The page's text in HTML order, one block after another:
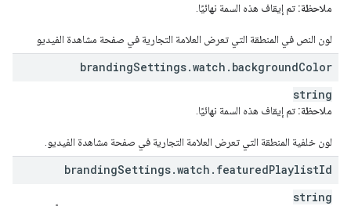
ملاحظة: تم إيقاف هذه السمة نهائيًا.
لون النص في المنطقة التي تعرض العلامة التجارية في صفحة مشاهدة الفيديو
brandingSettings.watch . backgroundColor
string
ملاحظة: تم إيقاف هذه السمة نهائيًا.
لون خلفية المنطقة التي تعرض العلامة التجارية في صفحة مشاهدة الفيديو.
brandingSettings.watch . featuredPlaylistId
string